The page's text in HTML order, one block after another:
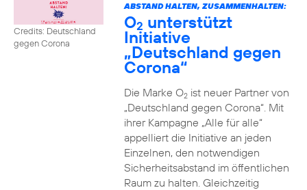
Credits: Deutschland
gegen Corona
ABSTAND HALTEN, ZUSAMMENHALTEN:
O2 unterstützt
Initiative
„Deutschland gegen
Corona“
Die Marke O2ist neuer Partner von
„Deutschland gegen Corona“. Mit
ihrer Kampagne „Alle für alle“
appelliert die Initiative an jeden
Einzelnen, den notwendigen
Sicherheitsabstand im öffentlichen
Raum zu halten. Gleichzeitig